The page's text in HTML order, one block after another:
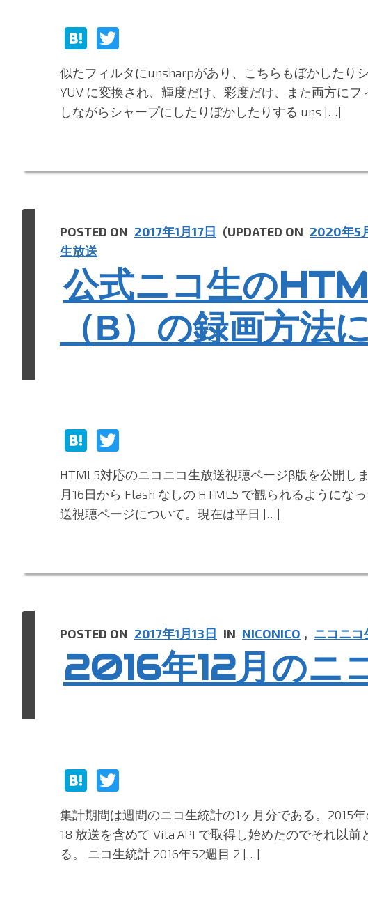
H
e
n
w
itt
er
似たフィルタにunsharpがあり、こちらもぼかしたり
YUV に変換され、輝度だけ、彩度だけ、また両方に
しながらシャープにしたりぼかしたりする uns […]
公式ニコ生の
（Β）の録画方法
POSTED ON 2017年1月17日 (UPDATED ON 2020年5
生放送
H
at
e
n
a
w
itt
er
HTML5対応のニコニコ生放送視聴ページβ版を公開し
月16日から Flash なしの HTML5 で観られるようにな
送視聴ページについて。現在は平日 […]
2016年12月のニ
POSTED ON 2017年1月13日 IN NICONICO , ニコニコ
H
at
e
n
w
itt
er
集計期間は週間のニコ生統計の1ヶ月分である。2015
18 放送を含めて Vita API で取得し始めたのでそれ以
る。 ニコ生統計 2016年52週目 2 […]